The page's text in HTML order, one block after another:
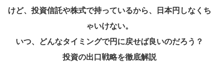
けど、投資信託や株式で持っているから、日本円しなくち
ゃいけない。
いつ、どんなタイミングで円に戻せば良いのだろう？
投資の出口戦略を徹底解説